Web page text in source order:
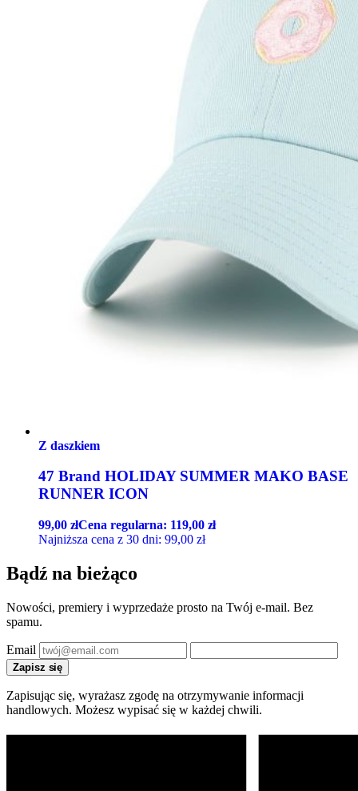
Z daszkiem
47 Brand HOLIDAY SUMMER MAKO BASE
RUNNER ICON
99,00 złCena regularna: 119,00 zł
Najniższa cena z 30 dni: 99,00 zł
Bądź na bieżąco
Nowości, premiery i wyprzedaże prosto na Twój e-mail. Bez
spamu.
Email
Zapisz się
Zapisując się, wyrażasz zgodę na otrzymywanie informacji
handlowych. Możesz wypisać się w każdej chwili.